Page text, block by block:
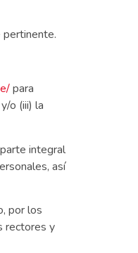
pertinente.
para
o (iii) la
integral
así
por los
rectores y